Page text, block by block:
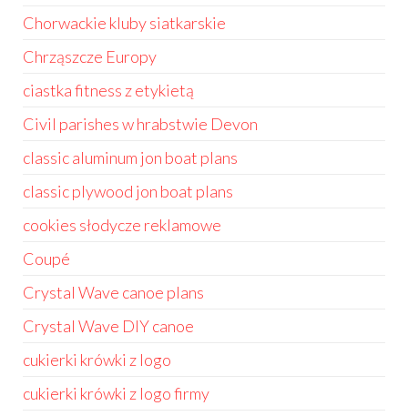
Chorwackie kluby siatkarskie
Chrząszcze Europy
ciastka fitness z etykietą
Civil parishes w hrabstwie Devon
classic aluminum jon boat plans
classic plywood jon boat plans
cookies słodycze reklamowe
Coupé
Crystal Wave canoe plans
Crystal Wave DIY canoe
cukierki krówki z logo
cukierki krówki z logo firmy